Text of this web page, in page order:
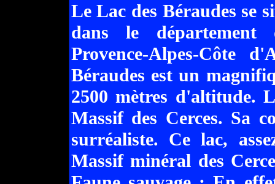
Le Lac des Béraudes se
dans le département
Provence-Alpes-Côte
Béraudes est un
2500 mètres d'altitude.
Massif des Cerces. Sa
surréaliste. Ce lac,
Massif minéral des